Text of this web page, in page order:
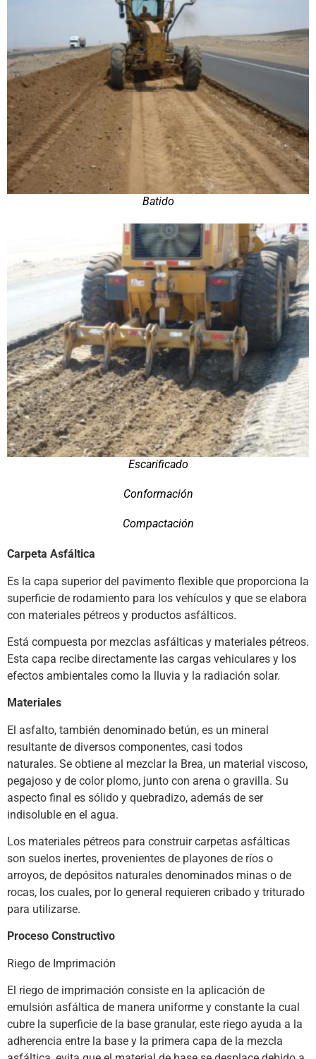
Batido
Escarificado
Conformación
Compactación
Carpeta Asfáltica
Es la capa superior del pavimento flexible que proporciona la
superficie de rodamiento para los vehículos y que se elabora
con materiales pétreos y productos asfálticos.
Está compuesta por mezclas asfálticas y materiales pétreos.
Esta capa recibe directamente las cargas vehiculares y los
efectos ambientales como la lluvia y la radiación solar.
Materiales
El asfalto, también denominado betún, es un mineral
resultante de diversos componentes, casi todos
naturales. Se obtiene al mezclar la Brea, un material viscoso,
pegajoso y de color plomo, junto con arena o gravilla. Su
aspecto final es sólido y quebradizo, además de ser
indisoluble en el agua.
Los materiales pétreos para construir carpetas asfálticas
son suelos inertes, provenientes de playones de ríos o
arroyos, de depósitos naturales denominados minas o de
rocas, los cuales, por lo general requieren cribado y triturado
para utilizarse.
Proceso Constructivo
Riego de Imprimación
El riego de imprimación consiste en la aplicación de
emulsión asfáltica de manera uniforme y constante la cual
cubre la superficie de la base granular, este riego ayuda a la
adherencia entre la base y la primera capa de la mezcla